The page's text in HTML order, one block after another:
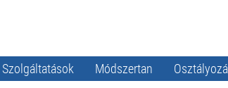
Szolgáltatások Módszertan